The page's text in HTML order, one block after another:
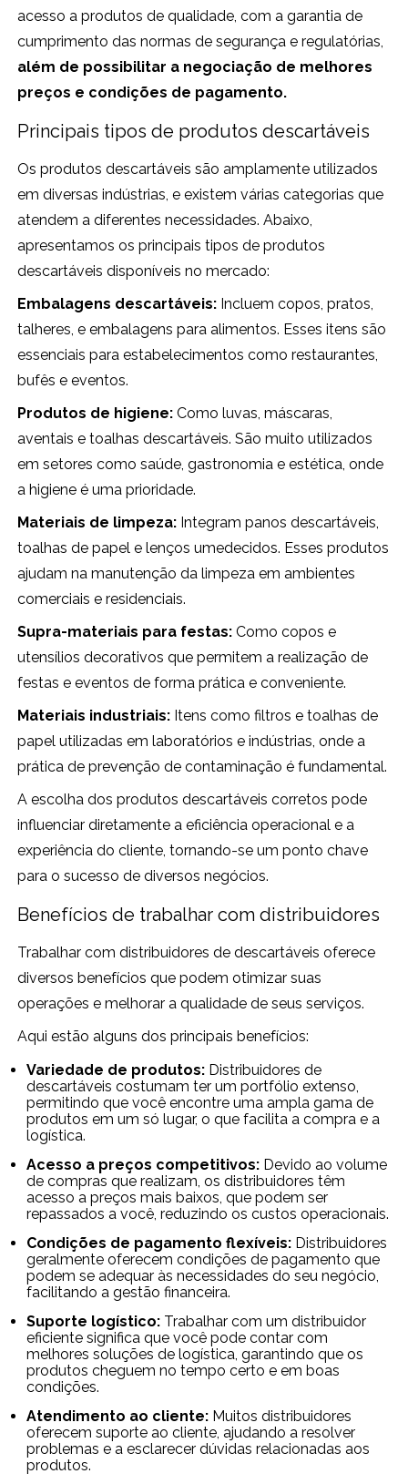
acesso a produtos de qualidade, com a garantia de
cumprimento das normas de segurança e regulatórias,
além de possibilitar a negociação de melhores
preços e condições de pagamento.
Principais tipos de produtos descartáveis
Os produtos descartáveis são amplamente utilizados
em diversas indústrias, e existem várias categorias que
atendem a diferentes necessidades. Abaixo,
apresentamos os principais tipos de produtos
descartáveis disponíveis no mercado:
Embalagens descartáveis: Incluem copos, pratos,
talheres, e embalagens para alimentos. Esses itens são
essenciais para estabelecimentos como restaurantes,
bufês e eventos.
Produtos de higiene: Como luvas, máscaras,
aventais e toalhas descartáveis. São muito utilizados
em setores como saúde, gastronomia e estética, onde
a higiene é uma prioridade.
Materiais de limpeza: Integram panos descartáveis,
toalhas de papel e lenços umedecidos. Esses produtos
ajudam na manutenção da limpeza em ambientes
comerciais e residenciais.
Supra-materiais para festas: Como copos e
utensílios decorativos que permitem a realização de
festas e eventos de forma prática e conveniente.
Materiais industriais: Itens como filtros e toalhas de
papel utilizadas em laboratórios e indústrias, onde a
prática de prevenção de contaminação é fundamental.
A escolha dos produtos descartáveis corretos pode
influenciar diretamente a eficiência operacional e a
experiência do cliente, tornando-se um ponto chave
para o sucesso de diversos negócios.
Benefícios de trabalhar com distribuidores
Trabalhar com distribuidores de descartáveis oferece
diversos benefícios que podem otimizar suas
operações e melhorar a qualidade de seus serviços.
Aqui estão alguns dos principais benefícios:
Variedade de produtos: Distribuidores de
descartáveis costumam ter um portfólio extenso,
permitindo que você encontre uma ampla gama de
produtos em um só lugar, o que facilita a compra e a
logística.
Acesso a preços competitivos: Devido ao volume
de compras que realizam, os distribuidores têm
acesso a preços mais baixos, que podem ser
repassados a você, reduzindo os custos operacionais.
Condições de pagamento flexíveis: Distribuidores
geralmente oferecem condições de pagamento que
podem se adequar às necessidades do seu negócio,
facilitando a gestão financeira.
Suporte logístico: Trabalhar com um distribuidor
eficiente significa que você pode contar com
melhores soluções de logística, garantindo que os
produtos cheguem no tempo certo e em boas
condições.
Atendimento ao cliente: Muitos distribuidores
oferecem suporte ao cliente, ajudando a resolver
problemas e a esclarecer dúvidas relacionadas aos
produtos.